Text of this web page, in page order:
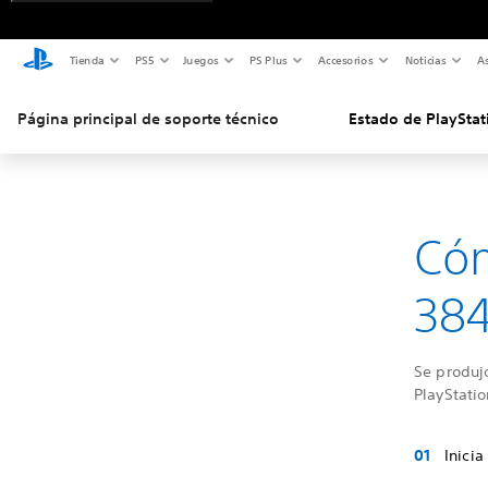
Tienda PS5 Juegos PS Plus Accesorios Noticias
Página principal de soporte técnico Estado de
Se